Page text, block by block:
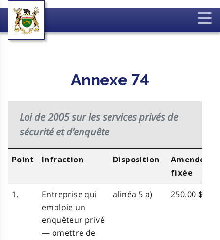
Annexe 74
Loi de 2005 sur les services privés de
sécurité et d’enquête
Point Infraction Disposition
Amende
fixée
1.
Entreprise qui
emploie un
enquêteur privé
— omettre de
alinéa 5 a) 250.00 $